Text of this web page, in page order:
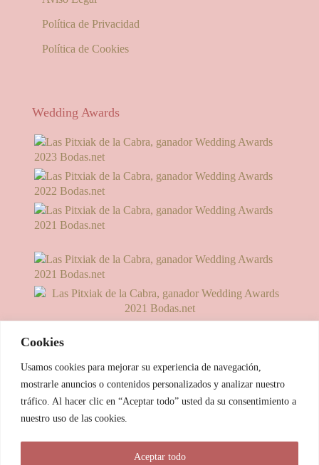
Cookies
Usamos cookies para mejorar su experiencia de navegación,
mostrarle anuncios o contenidos personalizados y analizar nuestro
tráfico. Al hacer clic en “Aceptar todo” usted da su consentimiento a
nuestro uso de las cookies.
Aceptar todo
Política de Privacidad
Política de Cookies
Wedding Awards
© 2025 Las Pitxiak de la Cabra